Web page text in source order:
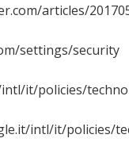
articles/
settings/security
it/policies/
intl/it/policies/